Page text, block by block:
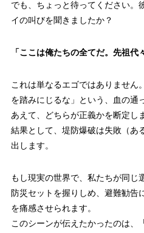
でも、ちょっと待ってください。
イの叫びを聞きましたか？
「ここは俺たちの全てだ。先祖代
これは単なるエゴではありません。
を踏みにじるな」
という、血の通
あえて、どちらが正義かを断定し
結果として、堤防爆破は失敗（あ
出します。
もし現実の世界で、私たちが同じ
防災セットを握りしめ、避難勧告
を痛感させられます。
このシーンが伝えたかったのは、